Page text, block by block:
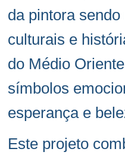
da pintora
culturais e
do Médio
símbolos
esperança e
Este projeto